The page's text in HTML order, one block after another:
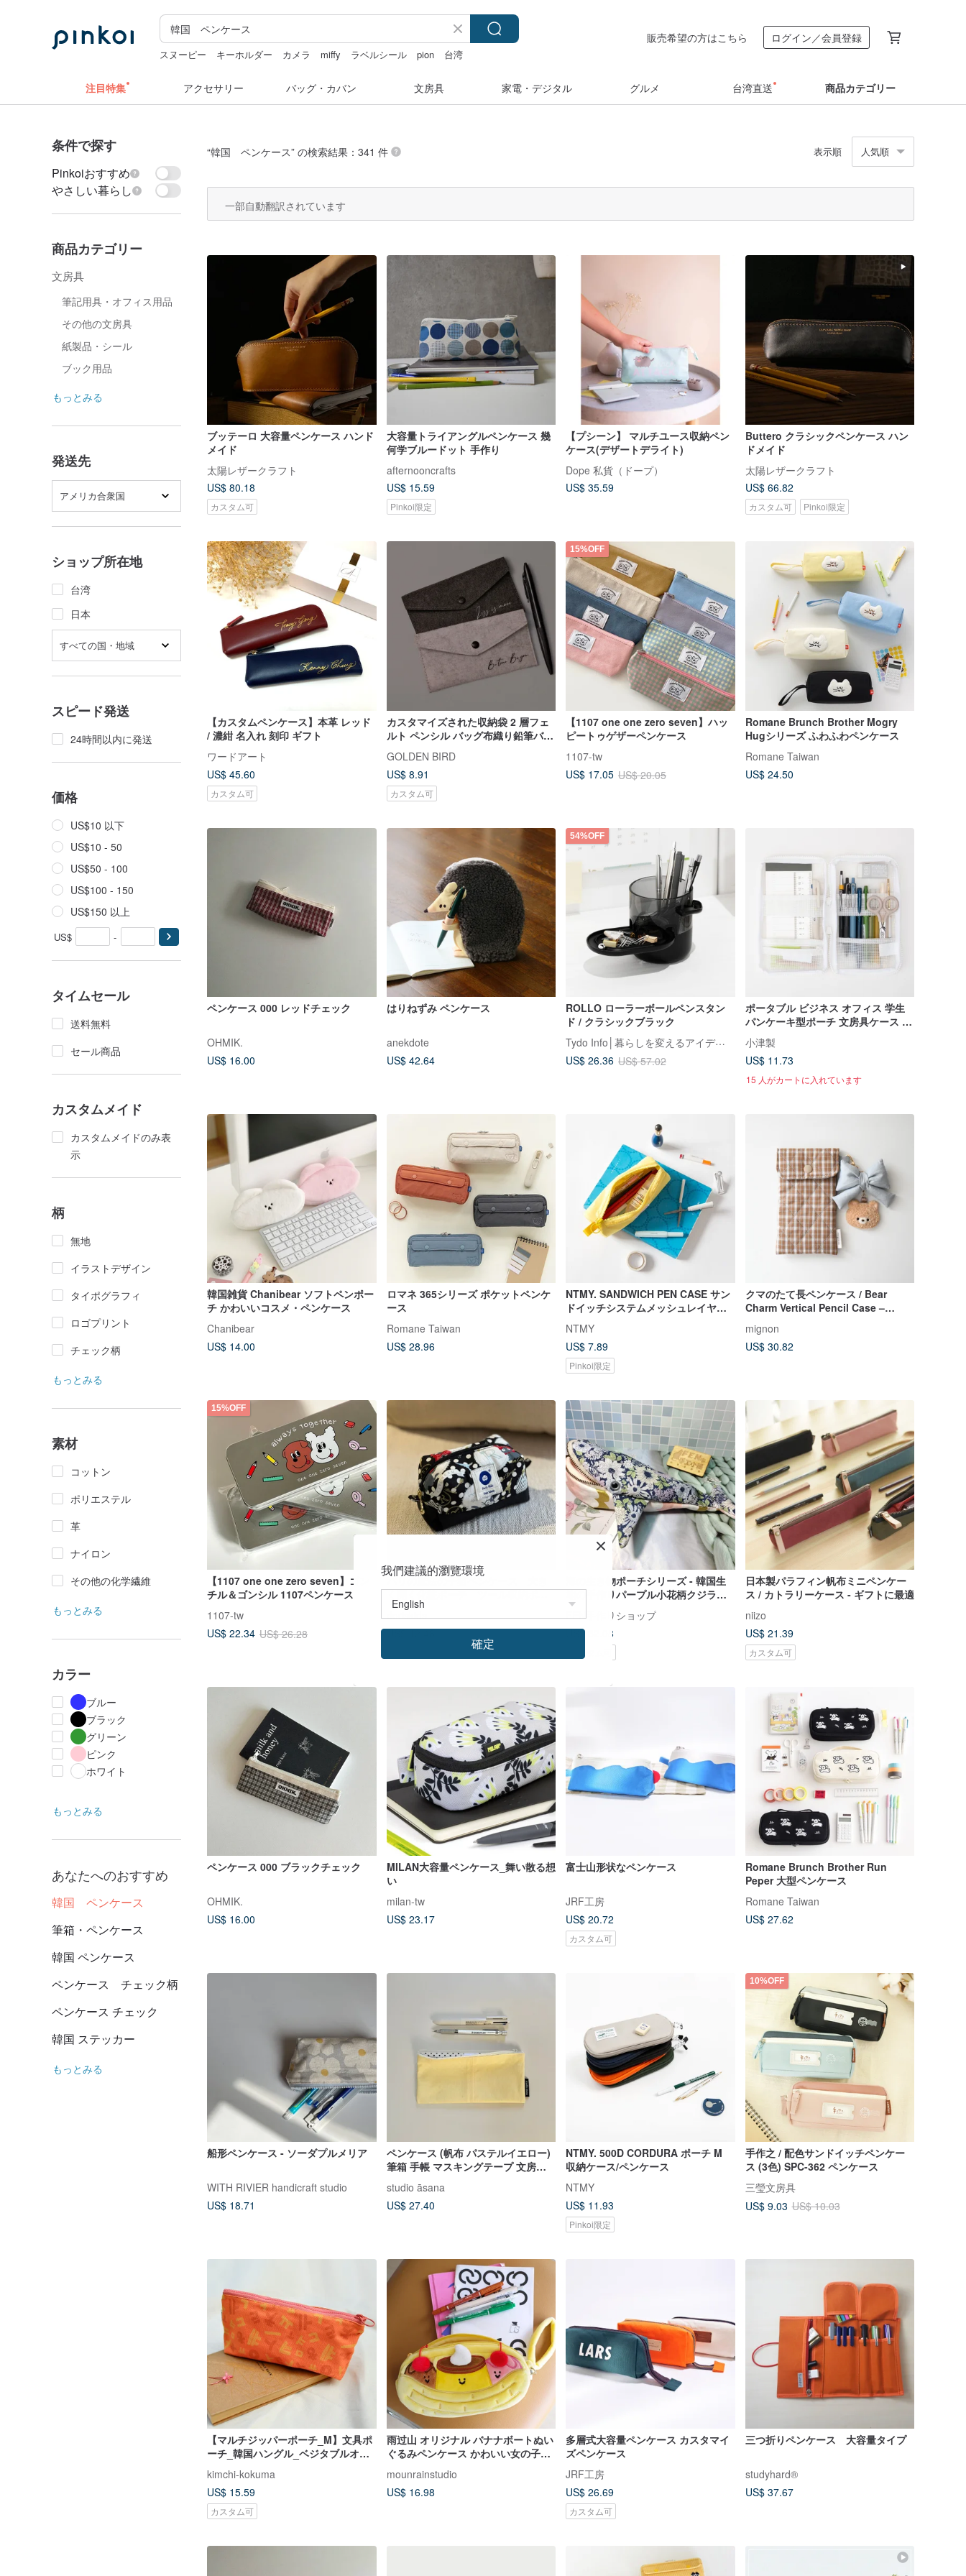
スヌーピー キーホルダー カメラ miffy ラベルシール pion
台湾
販売希望の方はこちら ログイン／会員登録
注目特集 アクセサリー バッグ・カバン 文房具 家電・デジタル グルメ 台湾直送 商品カテゴリー
条件で探す
Pinkoiおすすめ
やさしい暮らし
商品カテゴリー
文房具
筆記用具・オフィス用品
その他の文房具
紙製品・シール
ブック用品
もっとみる
発送先
アメリカ合衆国
ショップ所在地
台湾
日本
すべての国・地域
スピード発送
24時間以内に発送
価格
US$10 以下
US$10 - 50
US$50 - 100
US$100 - 150
US$150 以上
US$ -
タイムセール
送料無料
セール商品
カスタムメイド
カスタムメイドのみ表
示
柄
無地
イラストデザイン
タイポグラフィ
ロゴプリント
チェック柄
もっとみる
素材
コットン
ポリエステル
革
ナイロン
その他の化学繊維
もっとみる
カラー
ブルー
ブラック
グリーン
ピンク
ホワイト
もっとみる
あなたへのおすすめ
韓国 ペンケース
筆箱・ペンケース
韓国 ペンケース
ペンケース チェック柄
ペンケース チェック
韓国 ステッカー
もっとみる
“韓国 ペンケース” の検索結果：341 件 表示順 人気順
一部自動翻訳されています
ブッテーロ 大容量ペンケース ハンド
メイド
太陽レザークラフト
US$ 80.18
カスタム可
大容量トライアングルペンケース 幾
何学ブルードット 手作り
afternooncrafts
US$ 15.59
Pinkoi限定
【プシーン】 マルチユース収納ペン
ケース(デザートデライト)
Dope 私貨（ドープ）
US$ 35.59
Buttero クラシックペンケース ハン
ドメイド
太陽レザークラフト
US$ 66.82
カスタム可 Pinkoi限定
【カスタムペンケース】本革 レッド
/ 濃紺 名入れ 刻印 ギフト
ワードアート
US$ 45.60
カスタム可
カスタマイズされた収納袋 2 層フェ
ルト ペンシル バッグ布織り鉛筆バッ
ち込みバッグ
GOLDEN BIRD
US$ 8.91
カスタム可
15%OFF
【1107 one one zero seven】ハッ
ピートゥゲザーペンケース
1107-tw
US$ 17.05 US$ 20.05
Romane Brunch Brother Mogry
Hugシリーズ ふわふわペンケース
Romane Taiwan
US$ 24.50
ペンケース 000 レッドチェック
OHMIK.
US$ 16.00
はりねずみ ペンケース
anekdote
US$ 42.64
54%OFF
ROLLO ローラーボールペンスタン
ド / クラシックブラック
Tydo Info│暮らしを変えるアイデア雑貨
US$ 26.36 US$ 57.02
ポータブル ビジネス オフィス 学生
パンケーキ型ポーチ 文房具ケース 手
帳 証明書 メッシュ 透明 収納 ペンケ
ース
小津製
US$ 11.73
15 人がカートに入れています
韓国雑貨 Chanibear ソフトペンポー
チ かわいいコスメ・ペンケース
Chanibear
US$ 14.00
ロマネ 365シリーズ ポケットペンケ
ース
Romane Taiwan
US$ 28.96
NTMY. SANDWICH PEN CASE サン
ドイッチシステムメッシュレイヤー
収納ペンケース
NTMY
US$ 7.89
Pinkoi限定
クマのたて長ペンケース / Bear
Charm Vertical Pencil Case –
mignon
US$ 30.82
15%OFF
【1107 one one zero seven】ゴン
チル＆ゴンシル 1107ペンケース
1107-tw
US$ 22.34 US$ 26.28
パリの魔法の子猫ペンケース 大き
く開く化粧ポーチ ツール収納ポー
チ ミニ財布 長財布
doriskids
US$ 12.48
海の生き物ポーチシリーズ - 韓国生
地の手作りパープル小花柄クジラペ
ンケース - クジラ筆箱 鉛筆ポーチ
FEN手作りショップ
US$ 32.08
日本製パラフィン帆布ミニペンケー
ス / カトラリーケース - ギフトに最適
niizo
US$ 21.39
カスタム可
ペンケース 000 ブラックチェック
OHMIK.
US$ 16.00
MILAN大容量ペンケース_舞い散る想
い
milan-tw
US$ 23.17
富士山形状なペンケース
JRF工房
US$ 20.72
カスタム可
Romane Brunch Brother Run
Peper 大型ペンケース
Romane Taiwan
US$ 27.62
船形ペンケース - ソーダプルメリア
WITH RIVIER handicraft studio
US$ 18.71
ペンケース (帆布 パステルイエロー)
筆箱 手帳 マスキングテープ 文房具
ステーショナリー
studio āsana
US$ 27.40
NTMY. 500D CORDURA ポーチ M
収納ケース/ペンケース
NTMY
US$ 11.93
Pinkoi限定
10%OFF
手作之 / 配色サンドイッチペンケー
ス (3色) SPC-362 ペンケース
三瑩文房具
US$ 9.03 US$ 10.03
【マルチジッパーポーチ_M】文具ポ
ーチ_韓国ハングル_ベジタブルオレ
kimchi-kokuma
US$ 15.59
カスタム可
雨过山 オリジナル バナナボートぬい
ぐるみペンケース かわいい女の子の
筆収納バッグ
mounrainstudio
US$ 16.98
多層式大容量ペンケース カスタマイ
ズペンケース
JRF工房
US$ 26.69
カスタム可
三つ折りペンケース 大容量タイプ
studyhard®︎
US$ 37.67
我們建議的瀏覽環境
確定